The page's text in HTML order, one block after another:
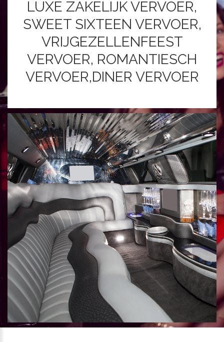
LUXE ZAKELIJK VERVOER,
SWEET SIXTEEN VERVOER,
VRIJGEZELLENFEEST
VERVOER, ROMANTIESCH
VERVOER,DINER VERVOER